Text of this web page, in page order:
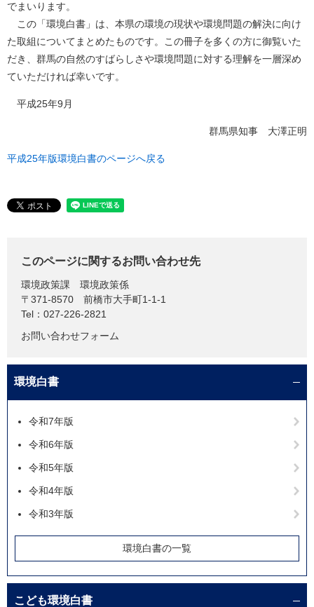
でまいります。
この「環境白書」は、本県の環境の現状や環境問題の解決に向け
た取組についてまとめたものです。この冊子を多くの方に御覧いた
だき、群馬の自然のすばらしさや環境問題に対する理解を一層深め
ていただければ幸いです。
平成25年9月
群馬県知事 大澤正明
平成25年版環境白書のページへ戻る
このページに関するお問い合わせ先
環境政策課
環境政策係
〒371-8570
前橋市大手町1-1-1
Tel：027-226-2821
お問い合わせフォーム
環境白書
令和7年版
令和6年版
令和5年版
令和4年版
令和3年版
環境白書の一覧
こども環境白書